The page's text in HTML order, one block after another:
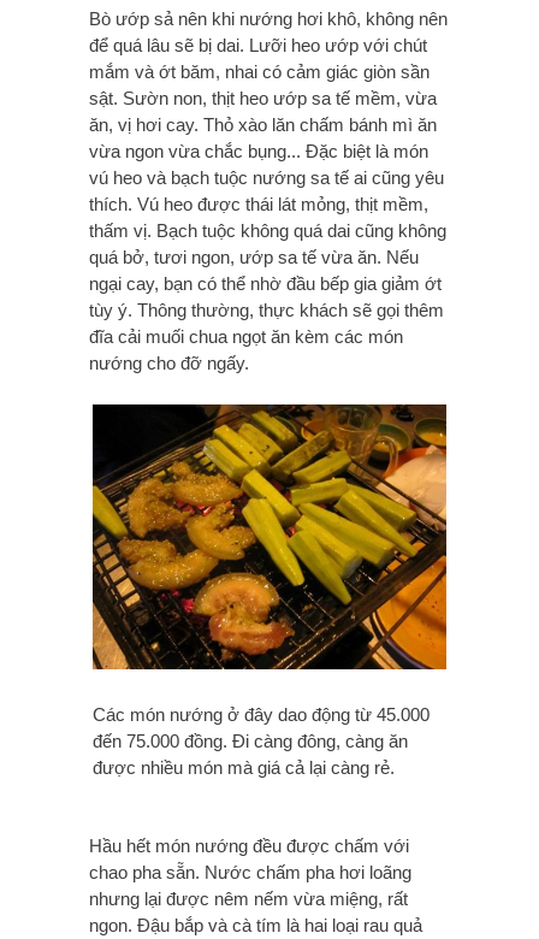
Bò ướp sả nên khi nướng hơi khô, không nên
để quá lâu sẽ bị dai. Lưỡi heo ướp với chút
mắm và ớt băm, nhai có cảm giác giòn sần
sật. Sườn non, thịt heo ướp sa tế mềm, vừa
ăn, vị hơi cay. Thỏ xào lăn chấm bánh mì ăn
vừa ngon vừa chắc bụng... Đặc biệt là món
vú heo và bạch tuộc nướng sa tế ai cũng yêu
thích. Vú heo được thái lát mỏng, thịt mềm,
thấm vị. Bạch tuộc không quá dai cũng không
quá bở, tươi ngon, ướp sa tế vừa ăn. Nếu
ngại cay, bạn có thể nhờ đầu bếp gia giảm ớt
tùy ý. Thông thường, thực khách sẽ gọi thêm
đĩa cải muối chua ngọt ăn kèm các món
nướng cho đỡ ngấy.
Các món nướng ở đây dao động từ 45.000
đến 75.000 đồng. Đi càng đông, càng ăn
được nhiều món mà giá cả lại càng rẻ.
Hầu hết món nướng đều được chấm với
chao pha sẵn. Nước chấm pha hơi loãng
nhưng lại được nêm nếm vừa miệng, rất
ngon. Đậu bắp và cà tím là hai loại rau quả